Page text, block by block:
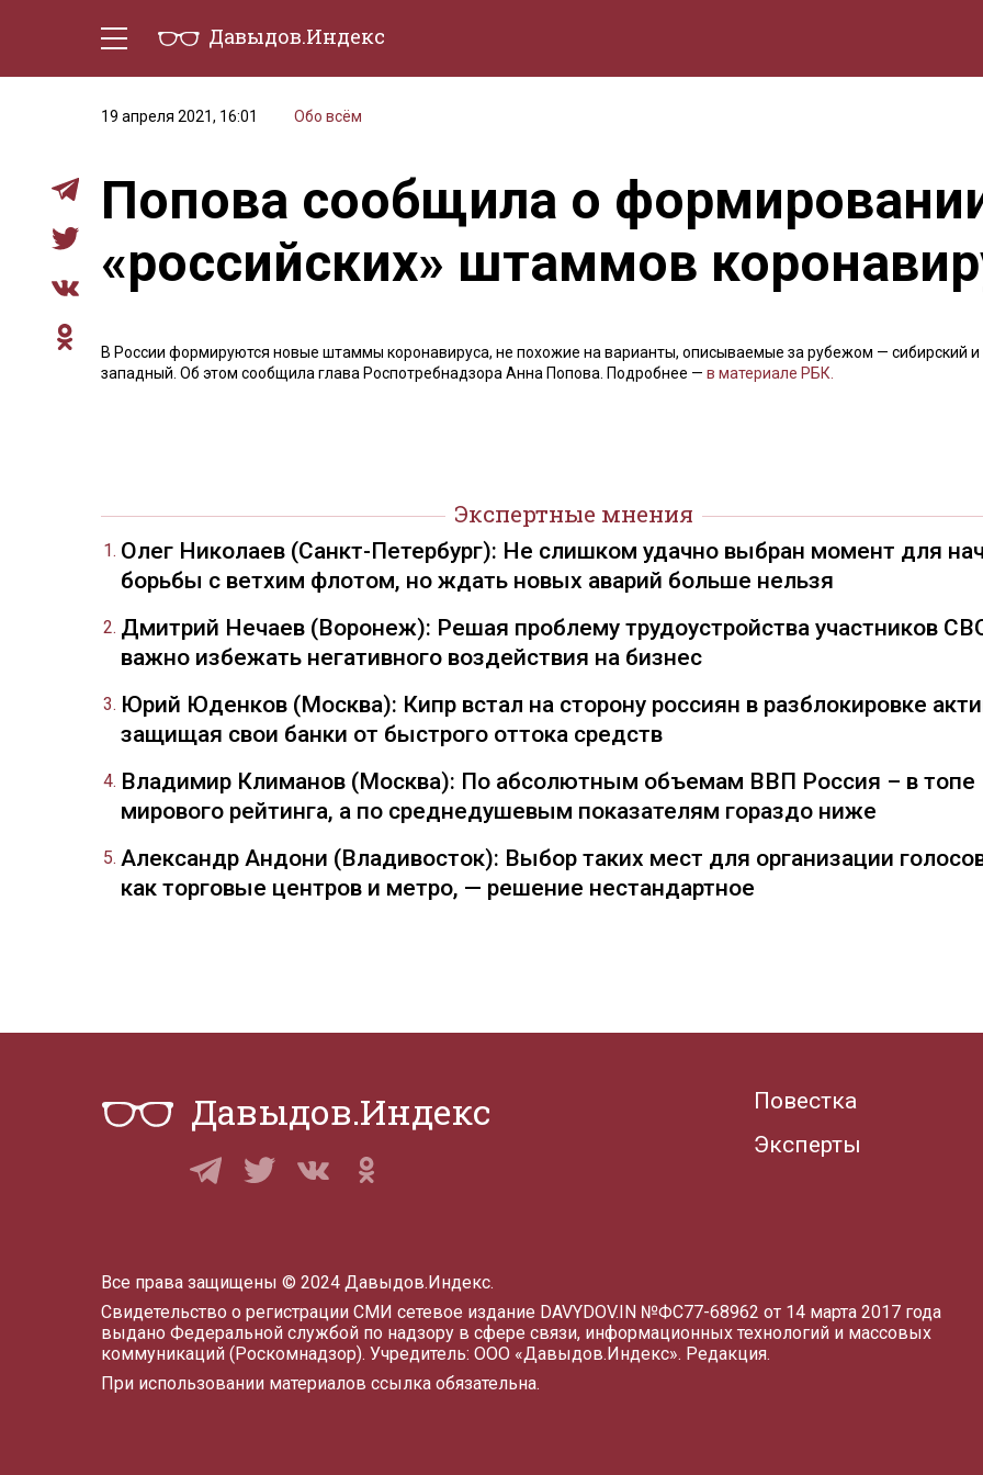
Давыдов.Индекс
19 апреля 2021, 16:01
Обо всём
Попова сообщила о
«российских» штаммов
В России формируются новые штаммы коронавируса, не похожие на варианты, описываемые за рубежом — сибирский и
западный. Об этом сообщила глава Роспотребнадзора Анна Попова. Подробнее — в материале РБК.
Экспертные мнения
Олег Николаев (Санкт-Петербург): Не слишком удачно выбран момент для
борьбы с ветхим флотом, но ждать новых аварий больше нельзя
Дмитрий Нечаев (Воронеж): Решая проблему трудоустройства участников
важно избежать негативного воздействия на бизнес
Юрий Юденков (Москва): Кипр встал на сторону россиян в разблокировке
защищая свои банки от быстрого оттока средств
Владимир Климанов (Москва): По абсолютным объемам ВВП Россия – в топе
мирового рейтинга, а по среднедушевым показателям гораздо ниже
Александр Андони (Владивосток): Выбор таких мест для организации
как торговые центров и метро, — решение нестандартное
Давыдов.Индекс
Повестка
Эксперты
Все права защищены © 2024 Давыдов.Индекс.
Свидетельство о регистрации СМИ сетевое издание DAVYDOV.IN №ФС77-68962 от 14 марта 2017 года
выдано Федеральной службой по надзору в сфере связи, информационных технологий и массовых
коммуникаций (Роскомнадзор). Учредитель: ООО «Давыдов.Индекс». Редакция.
При использовании материалов ссылка обязательна.